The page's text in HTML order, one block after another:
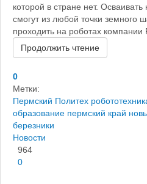
которой в стране нет.
смогут из любой точки земного
проходить на роботах компании
Продолжить чтение
0
Метки:
Пермский Политех
образование пермский край
березники
Новости
964
0